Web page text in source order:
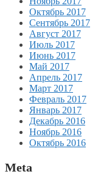
Октябрь 2017
Сентябрь 2017
Август 2017
Июль 2017
Июнь 2017
Май 2017
Апрель 2017
Март 2017
Февраль 2017
Январь 2017
Декабрь 2016
Ноябрь 2016
Октябрь 2016
Meta